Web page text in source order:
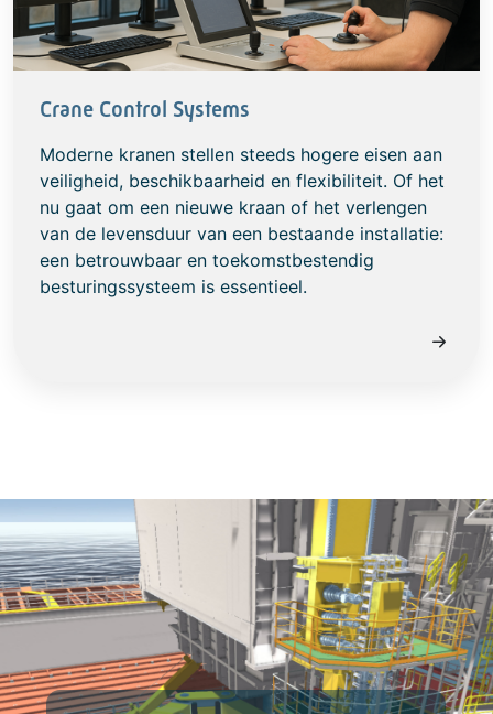
Crane Control Systems
Moderne kranen stellen steeds hogere eisen aan
veiligheid, beschikbaarheid en flexibiliteit. Of het
nu gaat om een nieuwe kraan of het verlengen
van de levensduur van een bestaande installatie:
een betrouwbaar en toekomstbestendig
besturingssysteem is essentieel.